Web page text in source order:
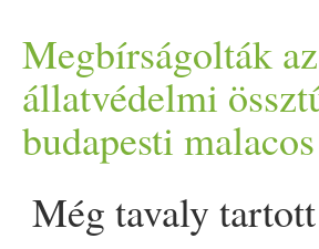
víz
hiány miatt.
Vízügyi
becslései szerint
vízszintje
Megbírságolták az
állatvédelmi
budapesti
Még tavaly